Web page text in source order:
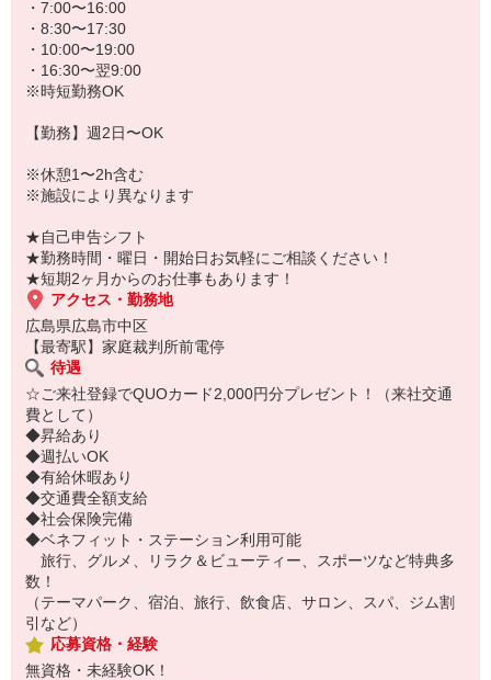
★病院、クリニック内は冷暖房完備！いつでも快適にお仕事できま
すよ！
あなたのスキルに合わせて少しずつお仕事をお願いしていきます。
20代・30代・40代・50代・60代、
中！
「近くの病院で働きたい」
「資格はないけど医療業界のお仕事に興味がある」
「すぐに働けるところはないかな…」
そんな方もぜひ！お気軽にご連絡ください♪
・7:00〜16:00
・8:30〜17:30
・10:00〜19:00
・16:30〜翌9:00
※時短勤務OK
【勤務】週2日〜OK
※休憩1〜2h含む
※施設により異なります
★自己申告シフト
★勤務時間・曜日・開始日お気軽にご相談ください！
★短期2ヶ月からのお仕事もあります！
アクセス・勤務地
広島県広島市中区
【最寄駅】家庭裁判所前電停
待遇
☆ご来社登録でQUOカード2,000円分プレゼント！（来社交通
費として）
◆昇給あり
◆週払いOK
◆有給休暇あり
◆交通費全額支給
◆社会保険完備
◆ベネフィット・ステーション利用可能
旅行、グルメ、リラク＆ビューティー、スポーツなど特典多
数！
（テーマパーク、宿泊、旅行、飲食店、サロン、スパ、ジム割
引など）
応募資格・経験
無資格・未経験OK！